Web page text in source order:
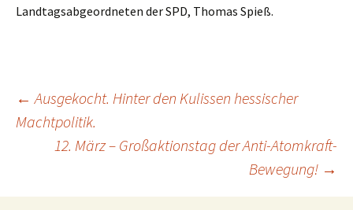
Landtagsabgeordneten der SPD, Thomas Spieß.
Beitragsnavigation
← Ausgekocht. Hinter den Kulissen hessischer
Machtpolitik.
12. März – Großaktionstag der Anti-Atomkraft-
Bewegung! →